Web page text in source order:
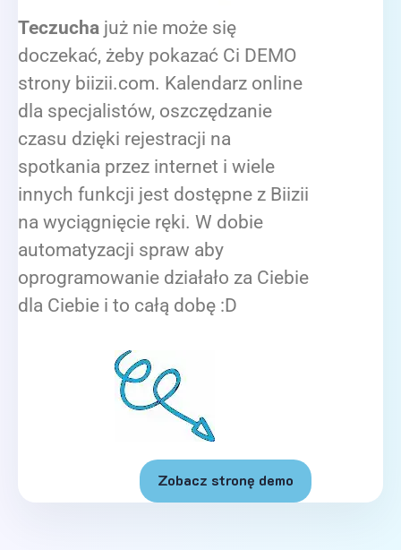
Teczucha już nie może się
doczekać, żeby pokazać Ci DEMO
strony biizii.com. Kalendarz online
dla specjalistów, oszczędzanie
czasu dzięki rejestracji na
spotkania przez internet i wiele
innych funkcji jest dostępne z Biizii
na wyciągnięcie ręki. W dobie
automatyzacji spraw aby
oprogramowanie działało za Ciebie
dla Ciebie i to całą dobę :D
Zobacz stronę demo